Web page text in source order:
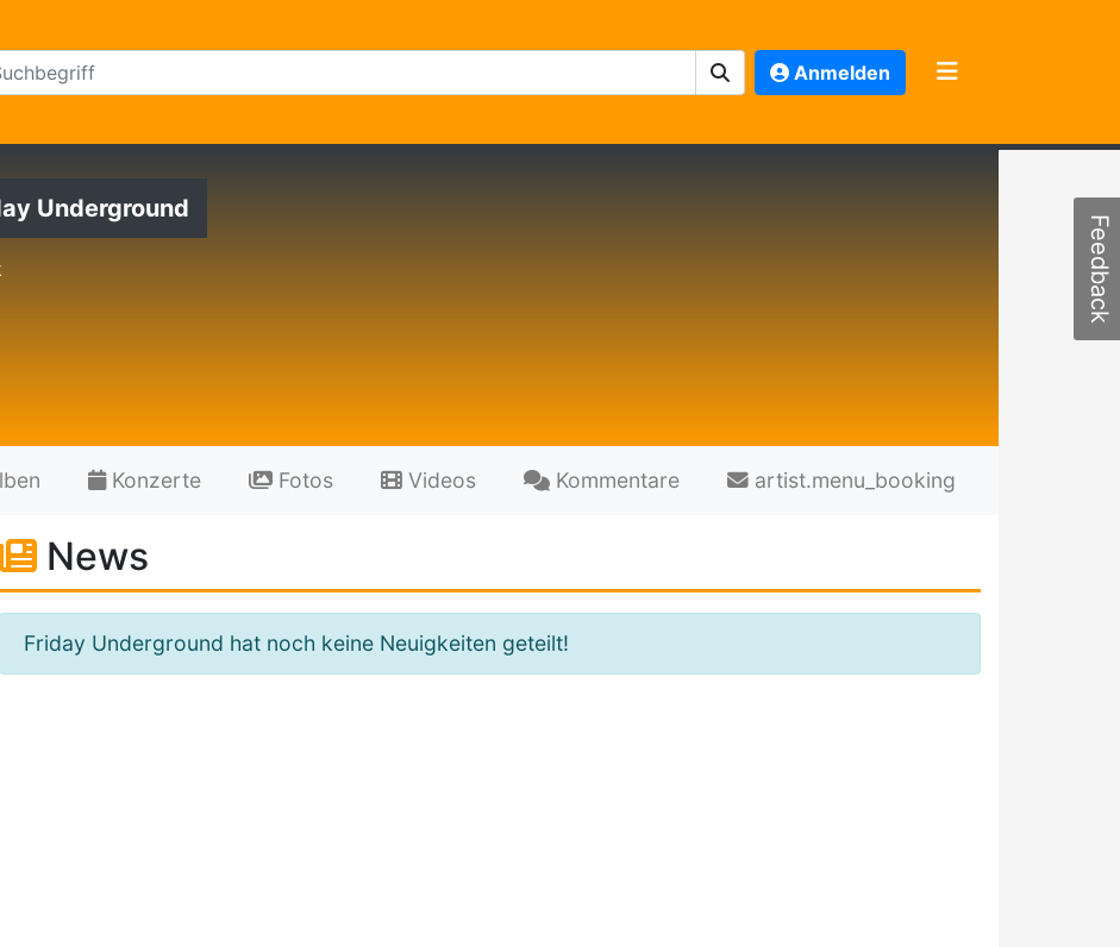
Anmelden
Underground
Konzerte Fotos Videos Kommentare artist.menu_booking
News
Friday Underground hat noch keine Neuigkeiten geteilt!
Feedback